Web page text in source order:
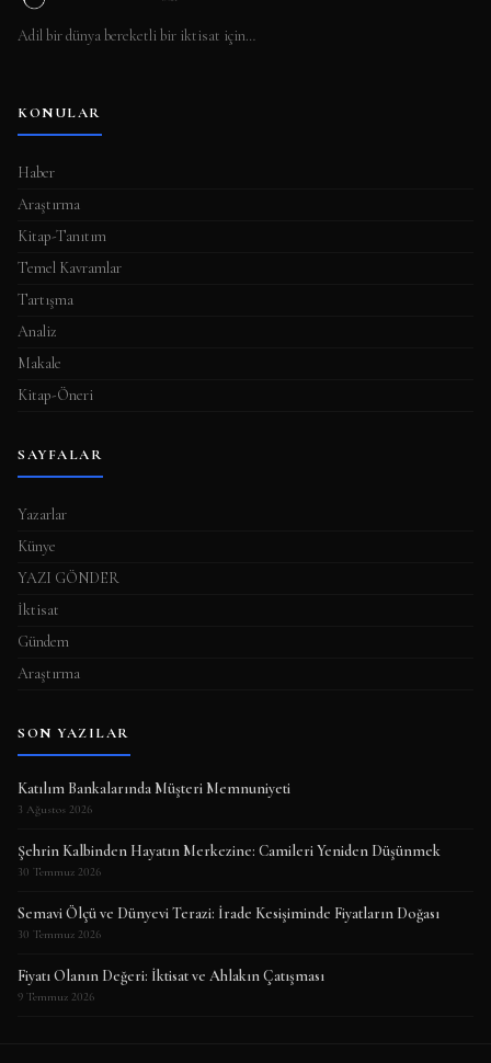
Adil bir dünya bereketli bir iktisat için…
KONULAR
Haber
Araştırma
Kitap-Tanıtım
Temel Kavramlar
Tartışma
Analiz
Makale
Kitap-Öneri
SAYFALAR
Yazarlar
Künye
YAZI GÖNDER
İktisat
Gündem
Araştırma
SON YAZILAR
Katılım Bankalarında Müşteri Memnuniyeti
3 Ağustos 2026
Şehrin Kalbinden Hayatın Merkezine: Camileri Yeniden Düşünmek
30 Temmuz 2026
Semavi Ölçü ve Dünyevi Terazi: İrade Kesişiminde Fiyatların Doğası
30 Temmuz 2026
Fiyatı Olanın Değeri: İktisat ve Ahlakın Çatışması
9 Temmuz 2026